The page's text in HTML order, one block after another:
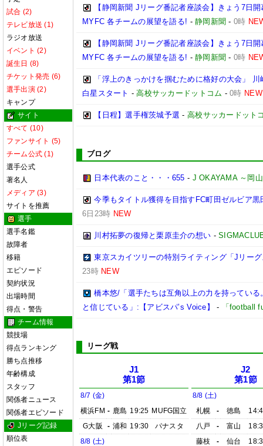
試合 (2)
テレビ放送 (1)
ラジオ放送
イベント (2)
誕生日 (8)
チケット発売 (6)
選手出演 (2)
キャンプ
サイト
すべて (10)
ファンサイト (5)
チーム公式 (1)
選手公式
著名人
メディア (3)
サイトを推薦
選手
選手名鑑
故障者
移籍
エピソード
契約状況
出場時間
得点・警告
チーム情報
競技場
得点ランキング
勝ち点推移
年齢構成
スタッフ
関係者ニュース
関係者エピソード
Jリーグ記録
順位表
【静岡新聞 Jリーグ番記者座談会】きょう7日
MYFC 各チームの展望を語る! -静岡新聞 - 0時
【静岡新聞 Jリーグ番記者座談会】きょう7日
MYFC 各チームの展望を語る! -静岡新聞 - 0時
「浮上のきっかけを掴むために格好の大会」
白星スタート -高校サッカードットコム -0時 NEW
【日程】選手権茨城予選 -高校サッカードット
ブログ
日本代表のこと・・・655 - J OKAYAMA ～岡
今季もタイトル獲得を目指すFC町田ゼルビア
6日23時 NEW
川村拓夢の復帰と栗原圭介の想い -
東京スカイツリーの特別ライティング「Jリー
23時 NEW
橋本悠/「選手たちは互角以上の力を持ってい
と信じている」:【アビスパ’s Voice】
- 「football
リーグ戦
J1
第1節
8/7 (金)
横浜FM - 鹿島 19:25 MUFG国立
G大阪
- 浦和 19:30
パナスタ
8/8 (土)
J2
第1節
8/8 (土)
札幌
- 徳島
八戸
- 富山
藤枝
- 仙台